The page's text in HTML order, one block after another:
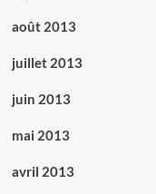
août 2013
juillet 2013
juin 2013
mai 2013
avril 2013